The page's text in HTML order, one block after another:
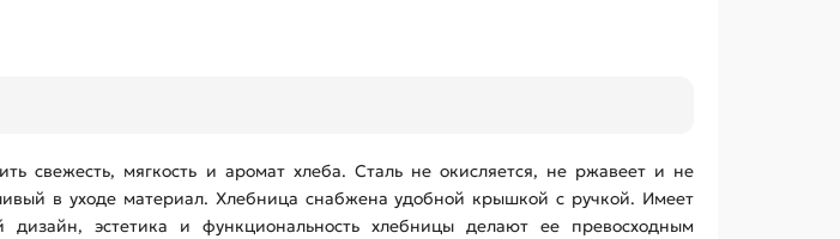
свежесть, мягкость и аромат хлеба. Сталь не окисляется, не ржавеет и не
в уходе материал. Хлебница снабжена удобной крышкой с ручкой. Имеет
эстетика и функциональность хлебницы делают ее превосходным